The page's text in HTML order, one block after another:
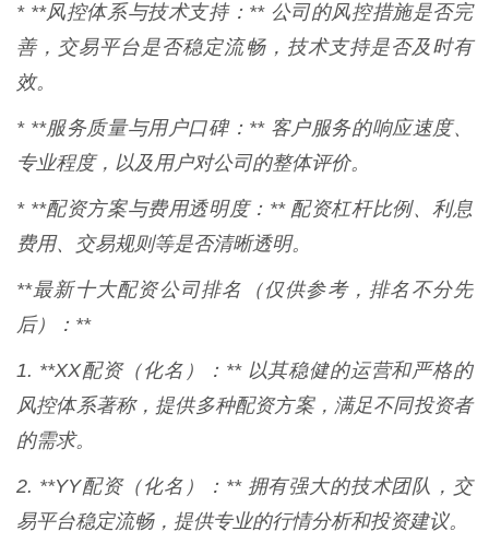
* **风控体系与技术支持：** 公司的风控措施是否完
善，交易平台是否稳定流畅，技术支持是否及时有
效。
* **服务质量与用户口碑：** 客户服务的响应速度、
专业程度，以及用户对公司的整体评价。
* **配资方案与费用透明度：** 配资杠杆比例、利息
费用、交易规则等是否清晰透明。
**最新十大配资公司排名（仅供参考，排名不分先
后）：**
1. **XX配资（化名）：** 以其稳健的运营和严格的
风控体系著称，提供多种配资方案，满足不同投资者
的需求。
2. **YY配资（化名）：** 拥有强大的技术团队，交
易平台稳定流畅，提供专业的行情分析和投资建议。